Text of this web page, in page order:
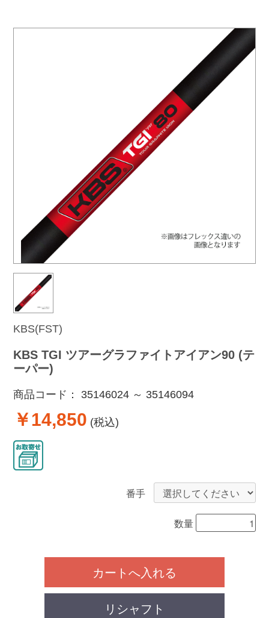
KBS(FST)
KBS TGI ツアーグラファイトアイアン90 (テ
ーパー)
商品コード： 35146024 ～ 35146094
￥14,850 (税込)
番手
数量
カートへ入れる
リシャフト